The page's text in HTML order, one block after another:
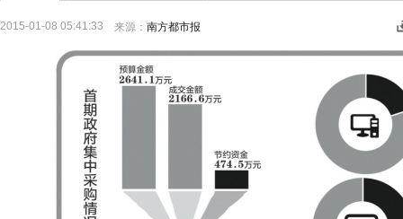
2015-01-08 05:41:33 来源： 南方都市报